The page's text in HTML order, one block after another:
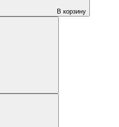
В корзину